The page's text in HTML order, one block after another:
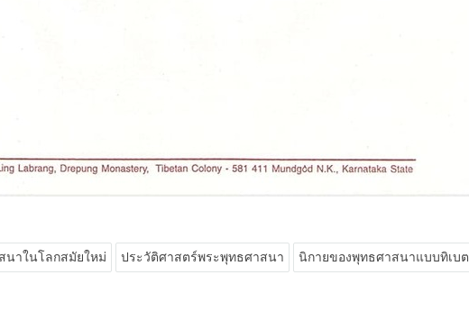
นาในโลกสมัยใหม่ ประวัติศาสตร์พระพุทธศาสนา นิกายของพุทธศาสนาแบบทิเบต